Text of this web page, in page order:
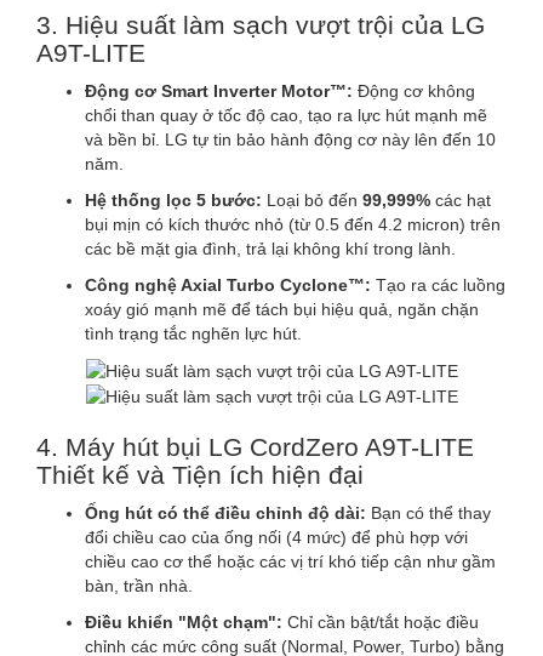
3. Hiệu suất làm sạch vượt trội của LG
A9T-LITE
Động cơ Smart Inverter Motor™: Động cơ không
chổi than quay ở tốc độ cao, tạo ra lực hút mạnh mẽ
và bền bỉ. LG tự tin bảo hành động cơ này lên đến 10
năm.
Hệ thống lọc 5 bước: Loại bỏ đến 99,999% các hạt
bụi mịn có kích thước nhỏ (từ 0.5 đến 4.2 micron) trên
các bề mặt gia đình, trả lại không khí trong lành.
Công nghệ Axial Turbo Cyclone™: Tạo ra các luồng
xoáy gió mạnh mẽ để tách bụi hiệu quả, ngăn chặn
tình trạng tắc nghẽn lực hút.
4. Máy hút bụi LG CordZero A9T-LITE
Thiết kế và Tiện ích hiện đại
Ống hút có thể điều chỉnh độ dài: Bạn có thể thay
đổi chiều cao của ống nối (4 mức) để phù hợp với
chiều cao cơ thể hoặc các vị trí khó tiếp cận như gầm
bàn, trần nhà.
Điều khiển "Một chạm": Chỉ cần bật/tắt hoặc điều
chỉnh các mức công suất (Normal, Power, Turbo) bằng